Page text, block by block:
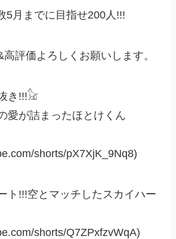
5月までに目指せ200人!!!
評価よろしくお願いします。
き!!!𓃠‪
愛が詰まったほとけくん
shorts/pX7XjK_9Nq8)
ト!!!空とマッチしたスカイハー
shorts/Q7ZPxfzvWqA)